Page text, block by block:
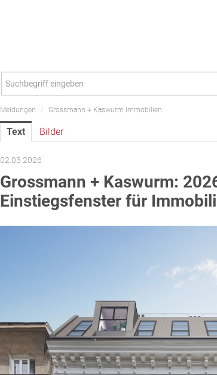
Meldungen / Grossmann + Kaswurm Immobilien
Text Bilder
02.03.2026
Grossmann + Kaswurm:
Einstiegsfenster für